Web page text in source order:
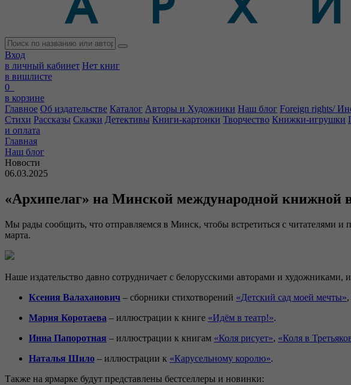
Вход
в личный кабинет Нет книг
в вишлисте
0
в корзине
Главное Об издательстве Каталог Авторы и Художники Наш блог Foreign rights/
Стихи Рассказы Сказки Детективы Книги-картонки Творчество Книжки-игрушки
и оплата
Главная
Наш блог
Новости
06.03.2025
«Архипелаг» на Минской международной книжной
Мы рады сообщить, что отправляемся в Минск, чтобы встретиться с читателями
марта.
Наше издательство давно сотрудничает с белорусскими авторами и художниками,
Ксения Валаханович – сборники стихотворений «Детский сад моей мечты»,
Мария Коротаева – иллюстрации к книге «Идём в театр!».
Инна Папоротная – иллюстрации к книгам «Коля рисует», «Коля в
Наталья Шило – иллюстрации к «Карусельному королю».
Также на ярмарке будут представлены бестселлеры и новинки: